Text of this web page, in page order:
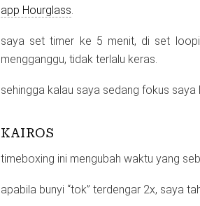
app Hourglass.
saya set timer ke 5 menit, di set
mengganggu, tidak terlalu keras.
sehingga kalau saya sedang fokus
KAIROS
timeboxing ini mengubah waktu yang
apabila bunyi “tok” terdengar 2x, saya